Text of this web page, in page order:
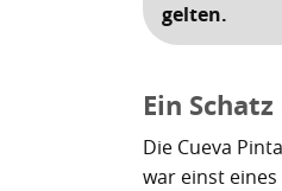
gelten.
Ein
Die Cueva
war einst